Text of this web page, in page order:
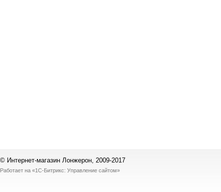
© Интернет-магазин Лонжерон, 2009-2017
Работает на «1С-Битрикс: Управление сайтом»